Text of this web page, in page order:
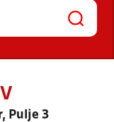
Pulje 3